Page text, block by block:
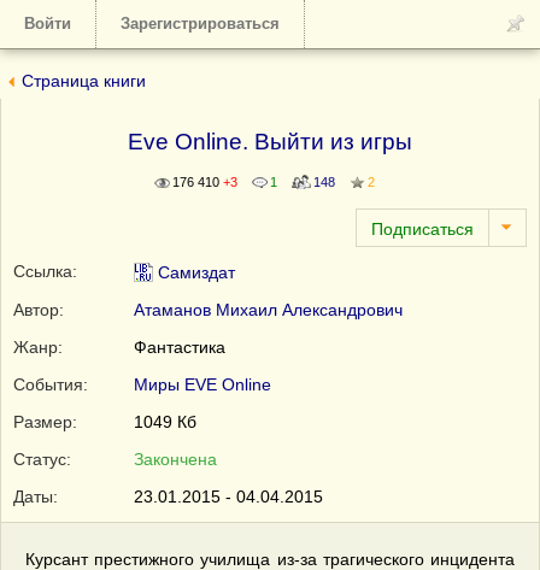
Войти Зарегистрироваться
Страница книги
Eve Online. Выйти из игры
176 410 +3 1 148 2
Ссылка:
Самиздат
Автор:
Атаманов Михаил Александрович
Жанр:
Фантастика
События:
Миры EVE Online
Размер:
1049 Кб
Статус:
Закончена
Даты:
23.01.2015 - 04.04.2015
Курсант престижного училища из-за трагического инцидента